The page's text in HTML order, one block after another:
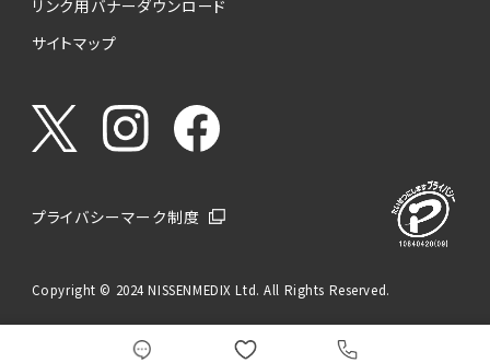
リンク用バナーダウンロード
サイトマップ
プライバシーマーク制度
Copyright © 2024 NISSENMEDIX Ltd. All Rights Reserved.